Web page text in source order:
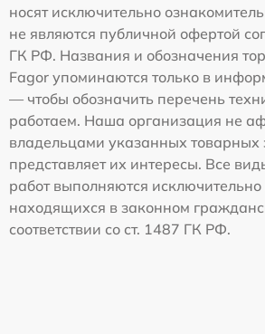
носят исключительно
не являются публичной офертой
ГК РФ. Названия и обозначения
Fagor упоминаются только в
— чтобы обозначить перечень
работаем. Наша организация не
владельцами указанных товарных
представляет их интересы. Все
работ выполняются исключительно
находящихся в законном
соответствии со ст. 1487 ГК РФ.